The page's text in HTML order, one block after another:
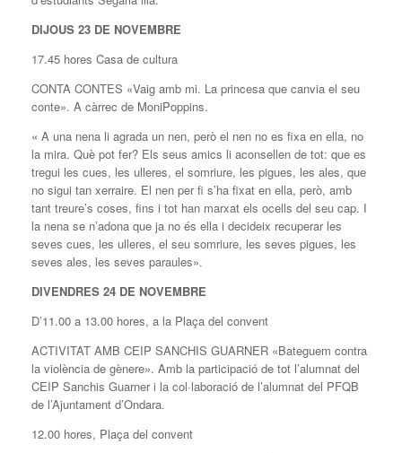
DIJOUS 23 DE NOVEMBRE
17.45 hores Casa de cultura
CONTA CONTES «Vaig amb mi. La princesa que canvia el seu
conte». A càrrec de MoniPoppins.
« A una nena li agrada un nen, però el nen no es fixa en ella, no
la mira. Què pot fer? Els seus amics li aconsellen de tot: que es
tregui les cues, les ulleres, el somriure, les pigues, les ales, que
no sigui tan xerraire. El nen per fi s’ha fixat en ella, però, amb
tant treure’s coses, fins i tot han marxat els ocells del seu cap. I
la nena se n’adona que ja no és ella i decideix recuperar les
seves cues, les ulleres, el seu somriure, les seves pigues, les
seves ales, les seves paraules».
DIVENDRES 24 DE NOVEMBRE
D’11.00 a 13.00 hores, a la Plaça del convent
ACTIVITAT AMB CEIP SANCHIS GUARNER «Bateguem contra
la violència de gènere». Amb la participació de tot l’alumnat del
CEIP Sanchis Guarner i la col·laboració de l’alumnat del PFQB
de l’Ajuntament d’Ondara.
12.00 hores, Plaça del convent